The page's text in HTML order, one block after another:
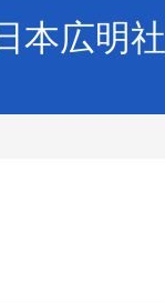
本広明社